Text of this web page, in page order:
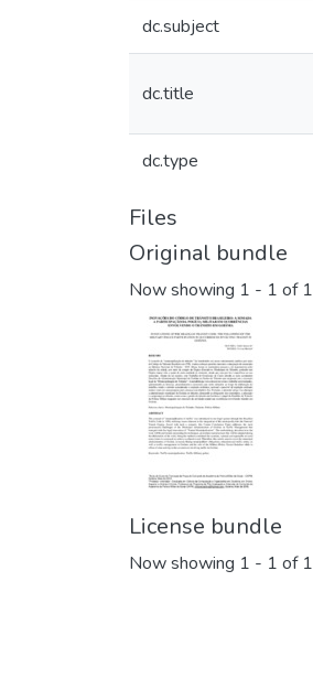
dc.subject
dc.title
dc.type
Files
Original bundle
Now showing 1 - 1 of 1
License bundle
Now showing 1 - 1 of 1